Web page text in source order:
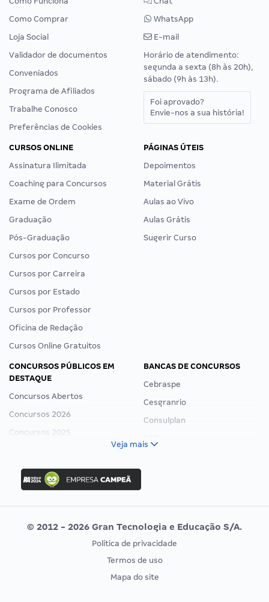
Como Comprar
Loja Social
Validador de documentos
Conveniados
Programa de Afiliados
Trabalhe Conosco
Preferências de Cookies
WhatsApp
E-mail
Horário de atendimento:
segunda a sexta (8h às 20h),
sábado (9h às 13h).
Foi aprovado?
Envie-nos a sua história!
CURSOS ONLINE
Assinatura Ilimitada
Coaching para Concursos
Exame de Ordem
Graduação
Pós-Graduação
Cursos por Concurso
Cursos por Carreira
Cursos por Estado
Cursos por Professor
Oficina de Redação
Cursos Online Gratuitos
PÁGINAS ÚTEIS
Depoimentos
Material Grátis
Aulas ao Vivo
Aulas Grátis
Sugerir Curso
CONCURSOS PÚBLICOS EM
DESTAQUE
Concursos Abertos
Concursos 2026
Concursos 2025
Concurso Ibama
Concurso MPU
Editais publicados
BANCAS DE CONCURSOS
Cebraspe
Cesgranrio
Consulplan
Vunesp
CONCURSOS POR PROFISSÃO
EXAME DE ORDEM
Veja mais
© 2012 - 2026 Gran Tecnologia e Educação S/A.
Política de privacidade
Termos de uso
Mapa do site